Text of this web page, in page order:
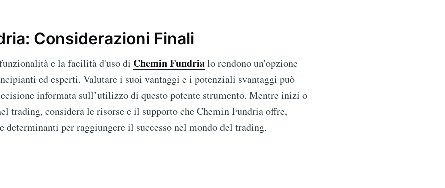
Considerazioni Finali
e la facilità d'uso di Chemin Fundrialo rendono un'opzione
ed esperti. Valutare i suoi vantaggi e i potenziali svantaggi può
informata sull’utilizzo di questo potente strumento. Mentre inizi o
trading, considera le risorse e il supporto che Chemin Fundria offre,
determinanti per raggiungere il successo nel mondo del trading.